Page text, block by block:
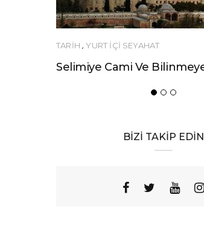
YURT İÇİ SEYAHAT
Selimiye Cami Ve Bilinmeyenleri
BİZİ TAKİP EDİN